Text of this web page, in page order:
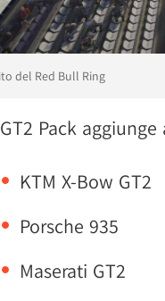
del Red Bull Ring
Pack
KTM X-Bow GT2
Porsche 935
Maserati GT2